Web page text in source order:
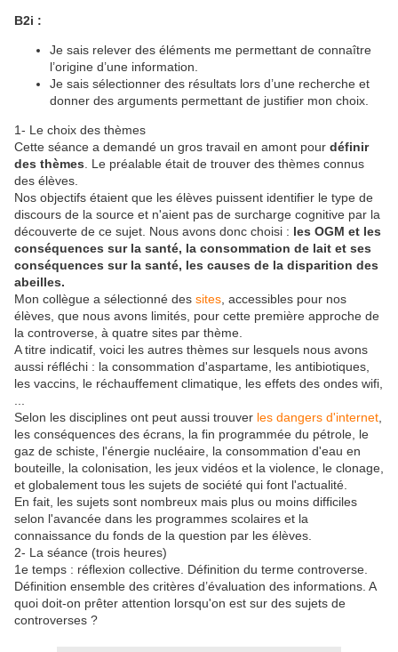
B2i :
Je sais relever des éléments me permettant de connaître
l’origine d’une information.
Je sais sélectionner des résultats lors d’une recherche et
donner des arguments permettant de justifier mon choix.
1- Le choix des thèmes
Cette séance a demandé un gros travail en amont pour définir
des thèmes . Le préalable était de trouver des thèmes connus
des élèves.
Nos objectifs étaient que les élèves puissent identifier le type de
discours de la source et n'aient pas de surcharge cognitive par la
découverte de ce sujet. Nous avons donc choisi : les OGM et les
conséquences sur la santé, la consommation de lait et ses
conséquences sur la santé, les causes de la disparition des
abeilles.
Mon collègue a sélectionné des sites , accessibles pour nos
élèves, que nous avons limités, pour cette première approche de
la controverse, à quatre sites par thème.
A titre indicatif, voici les autres thèmes sur lesquels nous avons
aussi réfléchi : la consommation d'aspartame, les antibiotiques,
les vaccins, le réchauffement climatique, les effets des ondes wifi,
Selon les disciplines ont peut aussi trouver les dangers d'internet
les conséquences des écrans, la fin programmée du pétrole, le
gaz de schiste, l'énergie nucléaire, la consommation d'eau en
bouteille, la colonisation, les jeux vidéos et la violence, le clonage,
et globalement tous les sujets de société qui font l'actualité.
En fait, les sujets sont nombreux mais plus ou moins difficiles
selon l'avancée dans les programmes scolaires et la
connaissance du fonds de la question par les élèves.
2- La séance (trois heures)
1e temps : réflexion collective. Définition du terme controverse.
Définition ensemble des critères d’évaluation des informations. A
quoi doit-on prêter attention lorsqu'on est sur des sujets de
controverses ?